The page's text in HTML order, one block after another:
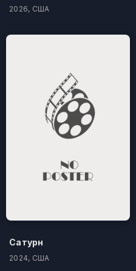
2026, США
Сатурн
2024, США